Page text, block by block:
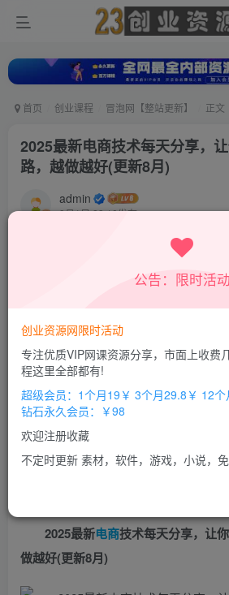
首页 创业课程 冒泡网【整站更新】 正文
2025最新电商技术每天分享，
路，越做越好(更新8月)
admin
9月1日 23:10发布
超级会员
立即购买
您当前未登录！建议登陆后购买，办理会
2025最新电商技术每天分享，让
做越好(更新8月)
公告：限时活动
创业资源网限时活动
专注优质VIP网课资源分享，市面上收费
程这里全部都有!
超级会员：1个月19￥ 3个月29.8￥ 12个
钻石永久会员：￥98
欢迎注册收藏
不定时更新 素材，软件，游戏，小说，